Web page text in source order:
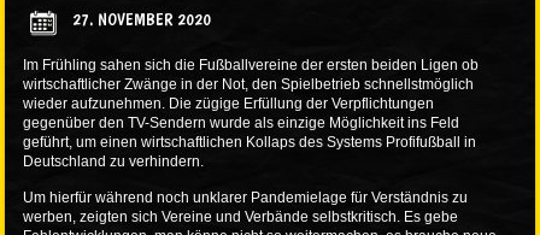
27. NOVEMBER 2020
Im Frühling sahen sich die Fußballvereine der ersten beiden Ligen ob
wirtschaftlicher Zwänge in der Not, den Spielbetrieb schnellstmöglich
wieder aufzunehmen. Die zügige Erfüllung der Verpflichtungen
gegenüber den TV-Sendern wurde als einzige Möglichkeit ins Feld
geführt, um einen wirtschaftlichen Kollaps des Systems Profifußball in
Deutschland zu verhindern.
Um hierfür während noch unklarer Pandemielage für Verständnis zu
werben, zeigten sich Vereine und Verbände selbstkritisch. Es gebe